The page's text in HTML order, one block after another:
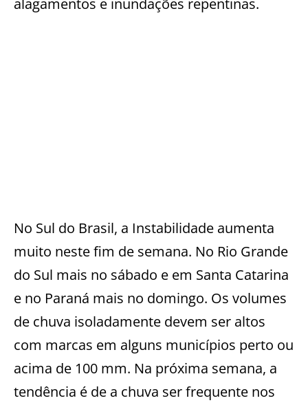
alagamentos e inundações repentinas.
No Sul do Brasil, a Instabilidade aumenta
muito neste fim de semana. No Rio Grande
do Sul mais no sábado e em Santa Catarina
e no Paraná mais no domingo. Os volumes
de chuva isoladamente devem ser altos
com marcas em alguns municípios perto ou
acima de 100 mm. Na próxima semana, a
tendência é de a chuva ser frequente nos